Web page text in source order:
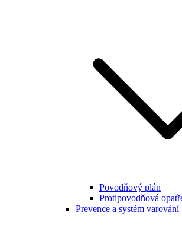
Povodňový plán
Protipovodňová
Prevence a systém varování